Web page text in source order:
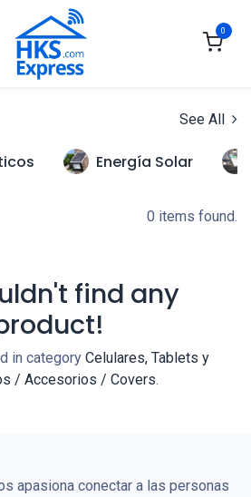
0
See All
Energía Solar
0 items found.
find any
in category Celulares, Tablets y
/ Accesorios / Covers.
apasiona conectar a las personas